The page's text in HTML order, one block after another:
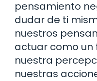
pensamiento
dudar de ti
nuestros
actuar como
nuestra
nuestras